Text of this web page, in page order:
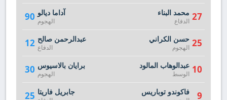
90 آداما ديالو
الهجوم
12 عبدالرحمن صالح
الدفاع
30 برايان بالاسيوس
الهجوم
25 جابريل فاريتا
27 محمد البناء
الدفاع
25 حسن الكراني
الهجوم
10 عبدالوهاب المالود
الوسط
9 فاكوندو توباريس